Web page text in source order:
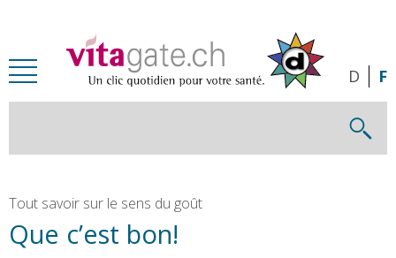
D F
Tout savoir sur le sens du goût
Que c’est bon!